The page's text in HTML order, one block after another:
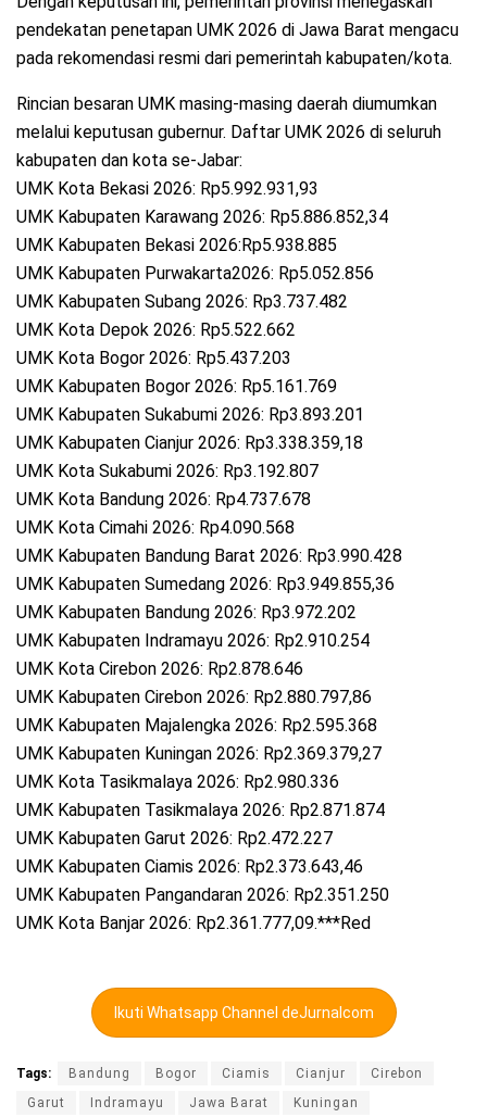
pendekatan penetapan UMK 2026 di Jawa Barat mengacu
pada rekomendasi resmi dari pemerintah kabupaten/kota.
Rincian besaran UMK masing-masing daerah diumumkan
melalui keputusan gubernur. Daftar UMK 2026 di seluruh
kabupaten dan kota se-Jabar:
UMK Kota Bekasi 2026: Rp5.992.931,93
UMK Kabupaten Karawang 2026: Rp5.886.852,34
UMK Kabupaten Bekasi 2026:Rp5.938.885
UMK Kabupaten Purwakarta2026: Rp5.052.856
UMK Kabupaten Subang 2026: Rp3.737.482
UMK Kota Depok 2026: Rp5.522.662
UMK Kota Bogor 2026: Rp5.437.203
UMK Kabupaten Bogor 2026: Rp5.161.769
UMK Kabupaten Sukabumi 2026: Rp3.893.201
UMK Kabupaten Cianjur 2026: Rp3.338.359,18
UMK Kota Sukabumi 2026: Rp3.192.807
UMK Kota Bandung 2026: Rp4.737.678
UMK Kota Cimahi 2026: Rp4.090.568
UMK Kabupaten Bandung Barat 2026: Rp3.990.428
UMK Kabupaten Sumedang 2026: Rp3.949.855,36
UMK Kabupaten Bandung 2026: Rp3.972.202
UMK Kabupaten Indramayu 2026: Rp2.910.254
UMK Kota Cirebon 2026: Rp2.878.646
UMK Kabupaten Cirebon 2026: Rp2.880.797,86
UMK Kabupaten Majalengka 2026: Rp2.595.368
UMK Kabupaten Kuningan 2026: Rp2.369.379,27
UMK Kota Tasikmalaya 2026: Rp2.980.336
UMK Kabupaten Tasikmalaya 2026: Rp2.871.874
UMK Kabupaten Garut 2026: Rp2.472.227
UMK Kabupaten Ciamis 2026: Rp2.373.643,46
UMK Kabupaten Pangandaran 2026: Rp2.351.250
UMK Kota Banjar 2026: Rp2.361.777,09.***Red
Ikuti Whatsapp Channel deJurnalcom
Tags: Bandung Bogor Ciamis Cianjur
Cirebon
Garut
Indramayu Jawa Barat Kuningan